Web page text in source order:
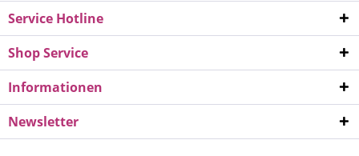
Service Hotline
Shop Service
Informationen
Newsletter